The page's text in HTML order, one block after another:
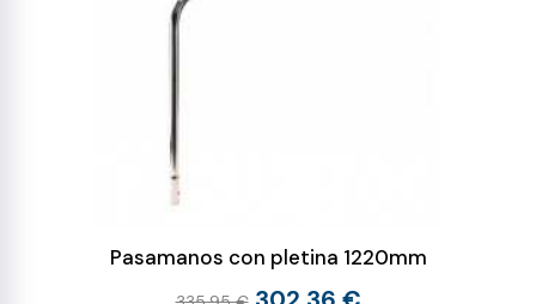
Pasamanos con pletina 1220mm